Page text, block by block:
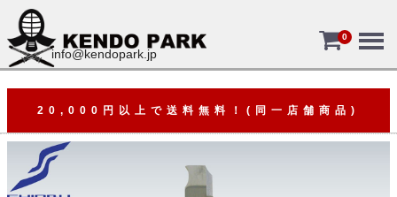
info@kendopark.jp
0
20,000円以上で送料無料！(同一店舗商品)